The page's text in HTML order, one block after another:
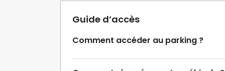
Guide d’accès
Comment accéder au parking ?